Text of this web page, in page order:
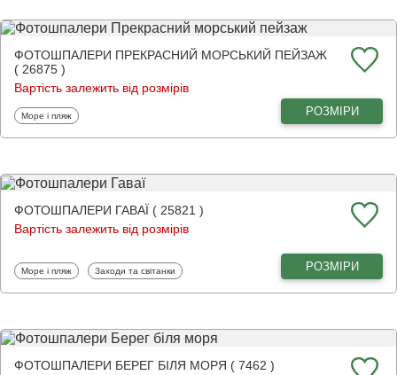
ФОТОШПАЛЕРИ ПРЕКРАСНИЙ МОРСЬКИЙ ПЕЙЗАЖ
( 26875 )
Вартість залежить від розмірів
Фотошпалери
Море і пляж РОЗМІРИ
ФОТОШПАЛЕРИ ГАВАЇ ( 25821 )
Вартість залежить від розмірів
Фотошпалери
Море і пляж Фотошпалери
Заходи та світанки РОЗМІРИ
ФОТОШПАЛЕРИ БЕРЕГ БІЛЯ МОРЯ ( 7462 )